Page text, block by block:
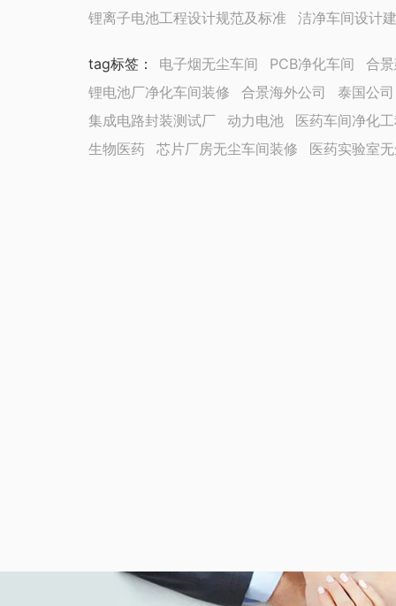
锂离子电池工程设计规范及标准 洁净车间设计
tag标签 ： 电子烟无尘车间 PCB净化车间
合
锂电池厂净化车间装修
合景海外公司
泰国公司
集成电路封装测试厂
动力电池
医药车间净化
生物医药
芯片厂房无尘车间装修 医药实验室